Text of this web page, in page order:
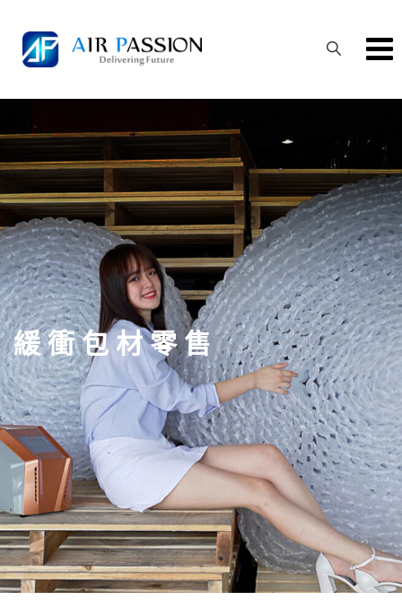
content
緩 衝 包 材 零 售